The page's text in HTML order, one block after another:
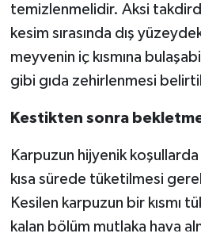
temizlenmelidir. Aksi
kesim sırasında dış
meyvenin iç kısmına
gibi gıda zehirlenmesi
Kestikten sonra
Karpuzun hijyenik
kısa sürede tüketilmesi
Kesilen karpuzun bir kısmı
kalan bölüm mutlaka hava